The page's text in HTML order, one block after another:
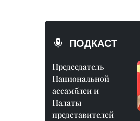
ПОДКАСТ
Председатель
Национальной
ассамблеи и
Палаты
представителей